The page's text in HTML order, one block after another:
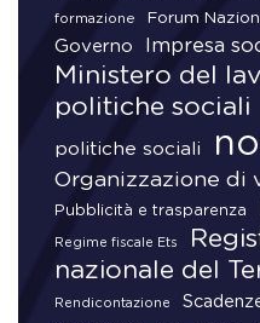
formazione Forum
Governo Impresa
Ministero del
politiche sociali
politiche sociali
Organizzazione di
Pubblicità e trasparenza
Regime fiscale Ets
nazionale del
Rendicontazione